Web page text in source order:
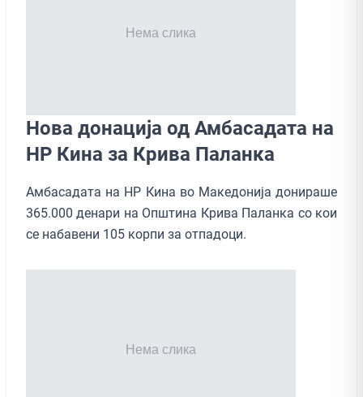
Нова донација од Амбасадата на
НР Кина за Крива Паланка
Амбасадата на НР Кина во Македонија донираше
365.000 денари на Општина Крива Паланка со кои
се набавени 105 корпи за отпадоци.